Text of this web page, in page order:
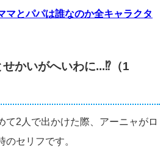
マとパパは誰なのか全キャラクタ
かいがへいわに...⁉︎（1
て2人で出かけた際、アーニャがロ
のセリフです。